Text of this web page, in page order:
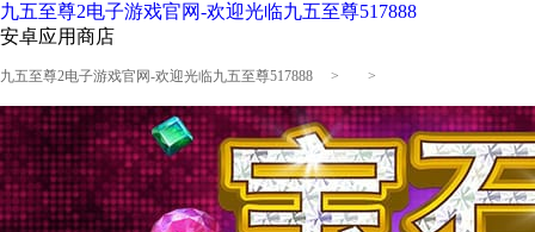
九五至尊2电子游戏官网-欢迎光临九五至尊517888
安卓应用商店
九五至尊2电子游戏官网-欢迎光临九五至尊517888 > >